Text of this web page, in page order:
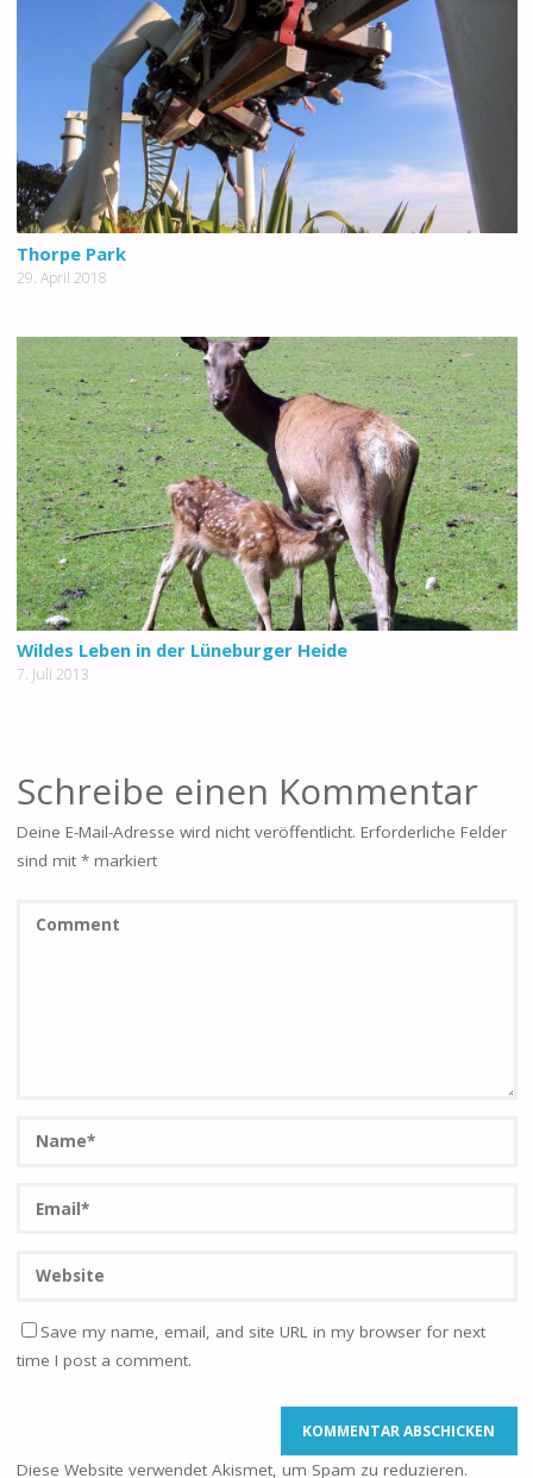
Thorpe Park
29. April 2018
Wildes Leben in der Lüneburger Heide
7. Juli 2013
Schreibe einen Kommentar
Deine E-Mail-Adresse wird nicht veröffentlicht. Erforderliche Felder
sind mit *markiert
Save my name, email, and site URL in my browser for next
time I post a comment.
Diese Website verwendet Akismet, um Spam zu reduzieren.